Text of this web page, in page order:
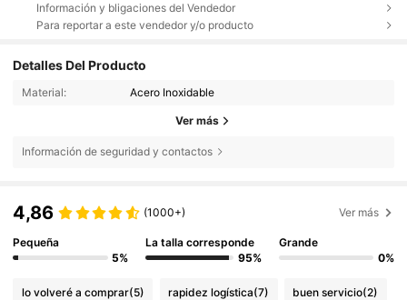
Información y bligaciones del Vendedor
Para reportar a este vendedor y/o producto
Detalles Del Producto
Material: Acero Inoxidable
Ver más
Información de seguridad y contactos
4,86 (1000+) Ver más
Pequeña
5%
La talla corresponde
95%
Grande
0%
lo volveré a comprar(5) rapidez logística(7) buen servicio(2)